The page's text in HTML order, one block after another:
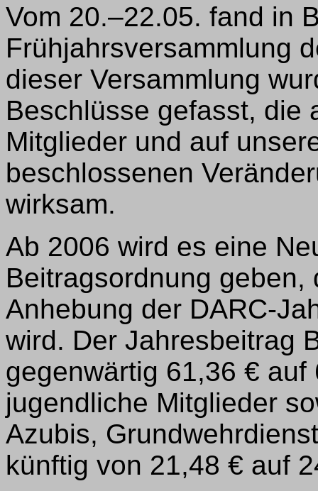
Vom 20.–22.05. fand in
Frühjahrsversammlung
dieser Versammlung
Beschlüsse gefasst, die
Mitglieder und auf
beschlossenen
wirksam.
Ab 2006 wird es eine
Beitragsordnung
Anhebung der DARC-
wird. Der Jahresbeitrag
gegenwärtig 61,36 €
jugendliche Mitglieder
Azubis,
künftig von 21,48 € auf